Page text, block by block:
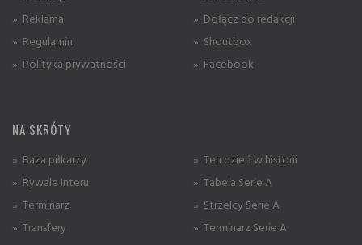
» Reklama
» Regulamin
» Polityka prywatności
» Dołącz do redakcji
» Shoutbox
» Facebook
NA SKRÓTY
» Baza piłkarzy
» Rywale Interu
» Terminarz
» Transfery
» Ten dzień w historii
» Tabela Serie A
» Strzelcy Serie A
» Terminarz Serie A